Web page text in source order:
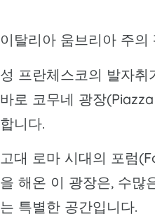
이탈리아 움브리아 주의
성 프란체스코의 발자
바로 코무네 광장
합니다.
고대 로마 시대의 포럼
을 해온 이 광장은, 수많
는 특별한 공간입니다.